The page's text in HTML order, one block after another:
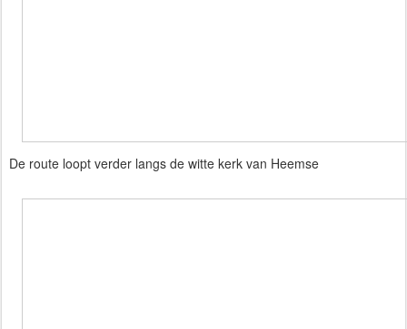
De route loopt verder langs de witte kerk van Heemse